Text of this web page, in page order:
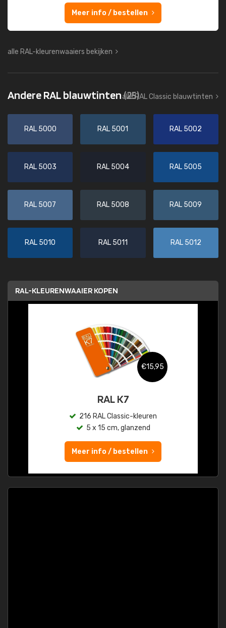
Meer info / bestellen
alle RAL-kleurenwaaiers bekijken
Andere RAL blauwtinten(25)
alle RAL Classic blauwtinten
RAL 5000 RAL 5001 RAL 5002
RAL 5003 RAL 5004 RAL 5005
RAL 5007 RAL 5008 RAL 5009
RAL 5010 RAL 5011 RAL 5012
RAL-KLEURENWAAIER KOPEN
€15,95
RAL K7
216 RAL Classic-kleuren
5 x 15 cm, glanzend
Meer info / bestellen